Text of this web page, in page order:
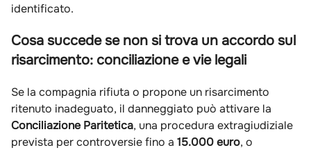
identificato.
Cosa succede se non si trova un accordo sul
risarcimento: conciliazione e vie legali
Se la compagnia rifiuta o propone un risarcimento
ritenuto inadeguato, il danneggiato può attivare la
Conciliazione Paritetica, una procedura extragiudiziale
prevista per controversie fino a 15.000 euro, o